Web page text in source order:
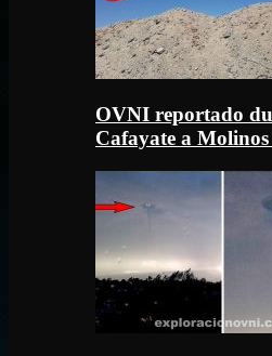
OVNI reportado
Cafayate a